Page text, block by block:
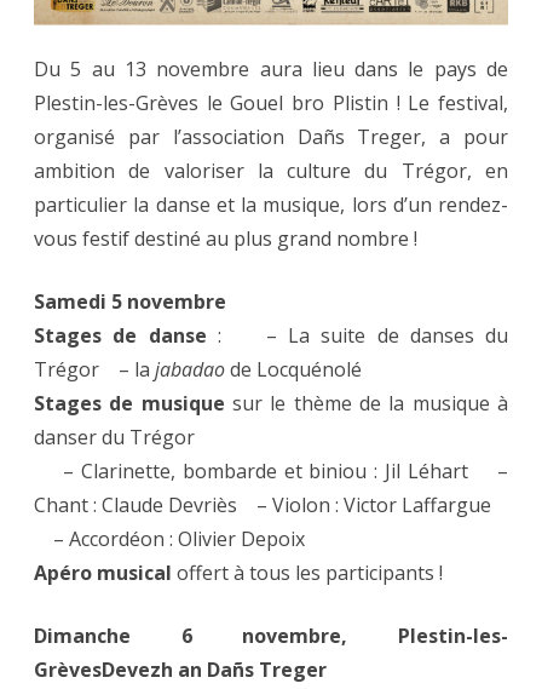
Du 5 au 13 novembre aura lieu dans le pays de
Plestin-les-Grèves le Gouel bro Plistin ! Le festival,
organisé par l’association Dañs Treger, a pour
ambition de valoriser la culture du Trégor, en
particulier la danse et la musique, lors d’un rendez-
vous festif destiné au plus grand nombre !
Samedi 5 novembre
Stages de danse : – La suite de danses du
Trégor – la jabadaode Locquénolé
Stages de musique sur le thème de la musique à
danser du Trégor
– Clarinette, bombarde et biniou : Jil Léhart –
Chant : Claude Devriès – Violon : Victor Laffargue
– Accordéon : Olivier Depoix
Apéro musical offert à tous les participants !
Dimanche 6 novembre, Plestin-les-
GrèvesDevezh an Dañs Treger